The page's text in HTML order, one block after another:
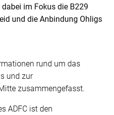
im Fokus die B229
und die Anbindung Ohligs
rund um das
und zur
zusammengefasst.
ADFC ist den